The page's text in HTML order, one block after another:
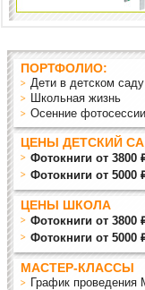
ПОРТФОЛИО:
Дети в детском саду
Школьная жизнь
Осенние фотосессии
ЦЕНЫ ДЕТСКИЙ
Фотокниги от 3800
Фотокниги от 5000
ЦЕНЫ ШКОЛА
Фотокниги от 3800
Фотокниги от 5000
МАСТЕР-КЛАССЫ
График проведения